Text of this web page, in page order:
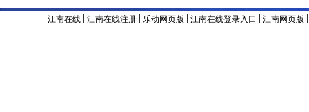
江南在线 | 江南在线注册| 乐动网页版 | 江南在线登录入口 | 江南网页版